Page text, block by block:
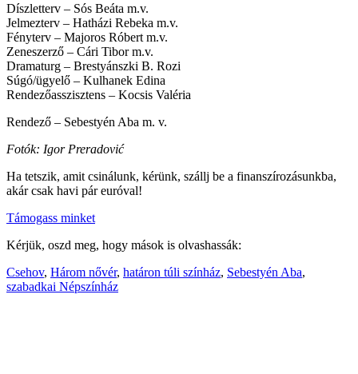
Díszletterv – Sós Beáta m.v.
Jelmezterv – Hatházi Rebeka m.v.
Fényterv – Majoros Róbert m.v.
Zeneszerző – Cári Tibor m.v.
Dramaturg – Brestyánszki B. Rozi
Súgó/ügyelő – Kulhanek Edina
Rendezőasszisztens – Kocsis Valéria
Rendező – Sebestyén Aba m. v.
Fotók: Igor Preradović
Ha tetszik, amit csinálunk, kérünk, szállj be a finanszírozásunkba,
akár csak havi pár euróval!
Támogass minket
Kérjük, oszd meg, hogy mások is olvashassák:
Csehov, Három nővér, határon túli színház, Sebestyén Aba,
szabadkai Népszínház